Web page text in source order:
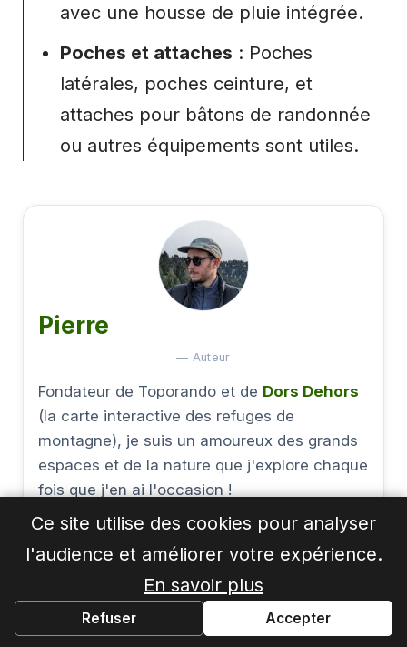
avec une housse de pluie intégrée.
Poches et attaches : Poches
latérales, poches ceinture, et
attaches pour bâtons de randonnée
ou autres équipements sont utiles.
Pierre
— Auteur
Fondateur de Toporando et de Dors Dehors
(la carte interactive des refuges de
montagne), je suis un amoureux des grands
espaces et de la nature que j'explore chaque
fois que j'en ai l'occasion !
Voir tous les articles →
Ce site utilise des cookies pour analyser
l'audience et améliorer votre expérience.
En savoir plus
Refuser Accepter